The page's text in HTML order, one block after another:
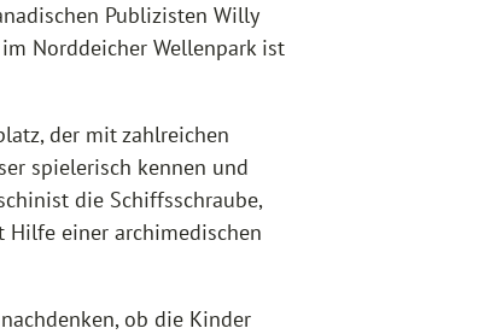
Publizisten Willy
Norddeicher Wellenpark ist
der mit zahlreichen
spielerisch kennen und
die Schiffsschraube,
Hilfe einer archimedischen
ob die Kinder